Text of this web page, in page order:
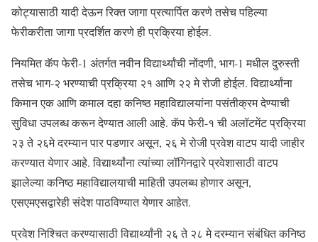
कोट्यासाठी यादी देऊन रिक्त जागा प्रत्यार्पित करणे तसेच पहिल्या
फेरीकरीता जागा प्रदर्शित करणे ही प्रक्रिया होईल.
नियमित कॅप फेरी-1 अंतर्गत नवीन विद्यार्थ्यांची नोंदणी, भाग-1 मधील दुरुस्ती
तसेच भाग-२ भरण्याची प्रक्रिया २१ आणि २२ मे रोजी होईल. विद्यार्थ्यांना
किमान एक आणि कमाल दहा कनिष्ठ महाविद्यालयांना पसंतीक्रम देण्याची
सुविधा उपलब्ध करून देण्यात आली आहे. कॅप फेरी-१ ची अलॉटमेंट प्रक्रिया
२३ ते २६मे दरम्यान पार पडणार असून, २६ मे रोजी प्रवेश वाटप यादी जाहीर
करण्यात येणार आहे. विद्यार्थ्यांना त्यांच्या लॉगिनद्वारे प्रवेशासाठी वाटप
झालेल्या कनिष्ठ महाविद्यालयाची माहिती उपलब्ध होणार असून,
एसएमएसद्वारेही संदेश पाठविण्यात येणार आहेत.
प्रवेश निश्चित करण्यासाठी विद्यार्थ्यांनी २६ ते २८ मे दरम्यान संबंधित कनिष्ठ